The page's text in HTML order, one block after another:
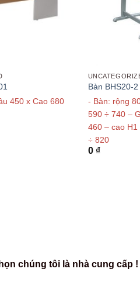
450 x Cao 680
Bàn BHS20-2
- Bàn: rộng
590 ÷ 740 –
460 – cao
÷ 820
0 ₫
chúng tôi là nhà cung cấp